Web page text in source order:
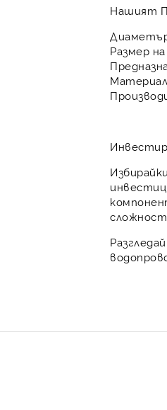
Нашият
Размер
Избирайки
сложност.